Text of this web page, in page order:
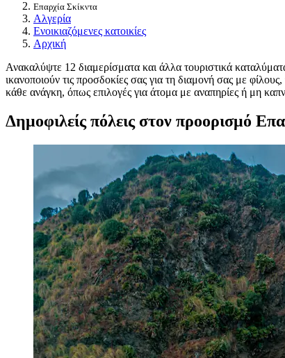
Επαρχία Σκίκντα
Αλγερία
Ενοικιαζόμενες κατοικίες
Αρχική
Ανακαλύψτε 12 διαμερίσματα και άλλα τουριστικά
ικανοποιούν τις προσδοκίες σας για τη διαμονή σας με
κάθε ανάγκη, όπως επιλογές για άτομα με αναπηρίες ή μη
Δημοφιλείς πόλεις στον προορισμό